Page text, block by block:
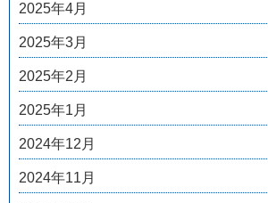
2025年4月
2025年3月
2025年2月
2025年1月
2024年12月
2024年11月